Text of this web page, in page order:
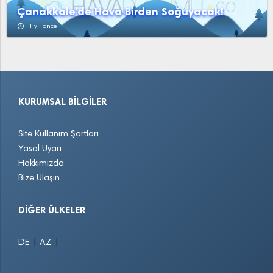
Çanakkale'de Hava Birden Soğuyacak!
access_time 1 yıl önce
KURUMSAL BILGILER
Site Kullanım Şartları
Yasal Uyarı
Hakkımızda
Bize Ulaşın
DIĞER ÜLKELER
DE AZ